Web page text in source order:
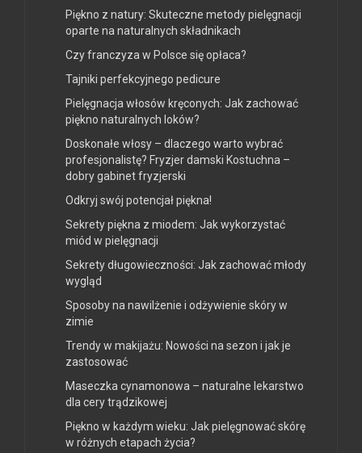
Piękno z natury: Skuteczne metody pielęgnacji
oparte na naturalnych składnikach
Czy franczyza w Polsce się opłaca?
Tajniki perfekcyjnego pedicure
Pielęgnacja włosów kręconych: Jak zachować
piękno naturalnych loków?
Doskonałe włosy – dlaczego warto wybrać
profesjonalistę? Fryzjer damski Kostuchna –
dobry gabinet fryzjerski
Odkryj swój potencjał piękna!
Sekrety piękna z miodem: Jak wykorzystać
miód w pielęgnacji
Sekrety długowieczności: Jak zachować młody
wygląd
Sposoby na nawilżenie i odżywienie skóry w
zimie
Trendy w makijażu: Nowości na sezon i jak je
zastosować
Maseczka cynamonowa – naturalne lekarstwo
dla cery trądzikowej
Piękno w każdym wieku: Jak pielęgnować skórę
w różnych etapach życia?